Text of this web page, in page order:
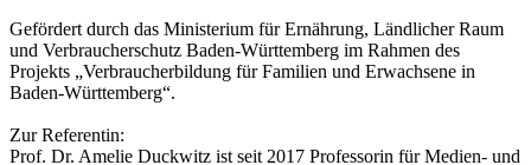
Gefördert durch das Ministerium für Ernährung, Ländlicher Raum
und Verbraucherschutz Baden-Württemberg im Rahmen des
Projekts „Verbraucherbildung für Familien und Erwachsene in
Baden-Württemberg“.
Zur Referentin:
Prof. Dr. Amelie Duckwitz ist seit 2017 Professorin für Medien- und